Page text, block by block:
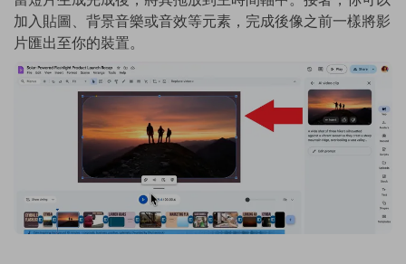
加入貼圖、背景音樂或音效等元素，完成後像之前一樣將影
片匯出至你的裝置。